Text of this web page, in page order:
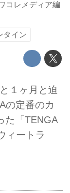
コレメディア編
タイン
１ヶ月と迫
の定番のカ
た「TENGA
ィートラ